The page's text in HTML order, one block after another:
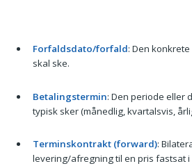
Forfaldsdato/forfald: Den
skal ske.
Betalingstermin: Den periode eller
typisk sker (månedlig, kvartalsvis,
Terminskontrakt (forward):
levering/afregning til en pris fastsat i